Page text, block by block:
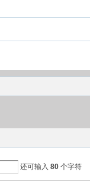
还可输入 80 个字符